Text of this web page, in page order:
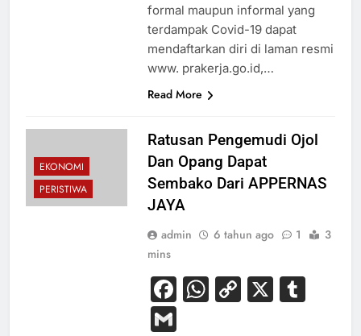
formal maupun informal yang
terdampak Covid-19 dapat
mendaftarkan diri di laman resmi
www. prakerja.go.id,…
Read More
EKONOMI
PERISTIWA
Ratusan Pengemudi Ojol
Dan Opang Dapat
Sembako Dari APPERNAS
JAYA
admin 6 tahun ago 1
3
mins
Facebook
WhatsApp
Copy
X
Gmail